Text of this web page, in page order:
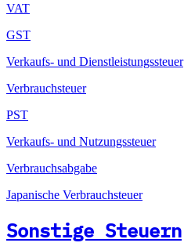
VAT
GST
Verkaufs- und Dienstleistungssteuer
Verbrauchsteuer
PST
Verkaufs- und Nutzungssteuer
Verbrauchsabgabe
Japanische Verbrauchsteuer
Sonstige Steuern